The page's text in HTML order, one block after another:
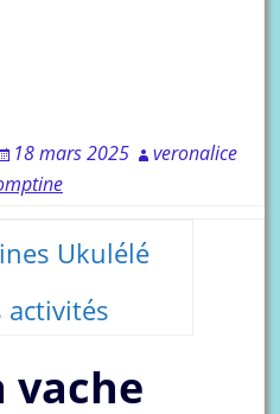
18 mars 2025
veronalice
Ukulélé
activités
vache